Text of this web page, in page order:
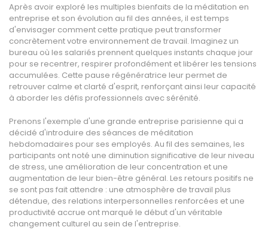
Après avoir exploré les multiples bienfaits de la méditation en
entreprise et son évolution au fil des années, il est temps
d'envisager comment cette pratique peut transformer
concrètement votre environnement de travail. Imaginez un
bureau où les salariés prennent quelques instants chaque jour
pour se recentrer, respirer profondément et libérer les tensions
accumulées. Cette pause régénératrice leur permet de
retrouver calme et clarté d'esprit, renforçant ainsi leur capacité
à aborder les défis professionnels avec sérénité.
Prenons l'exemple d'une grande entreprise parisienne qui a
décidé d'introduire des séances de méditation
hebdomadaires pour ses employés. Au fil des semaines, les
participants ont noté une diminution significative de leur niveau
de stress, une amélioration de leur concentration et une
augmentation de leur bien-être général. Les retours positifs ne
se sont pas fait attendre : une atmosphère de travail plus
détendue, des relations interpersonnelles renforcées et une
productivité accrue ont marqué le début d'un véritable
changement culturel au sein de l'entreprise.